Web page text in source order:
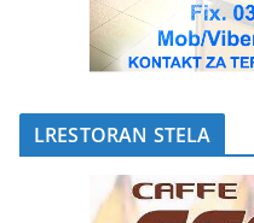
LRESTORAN STELA